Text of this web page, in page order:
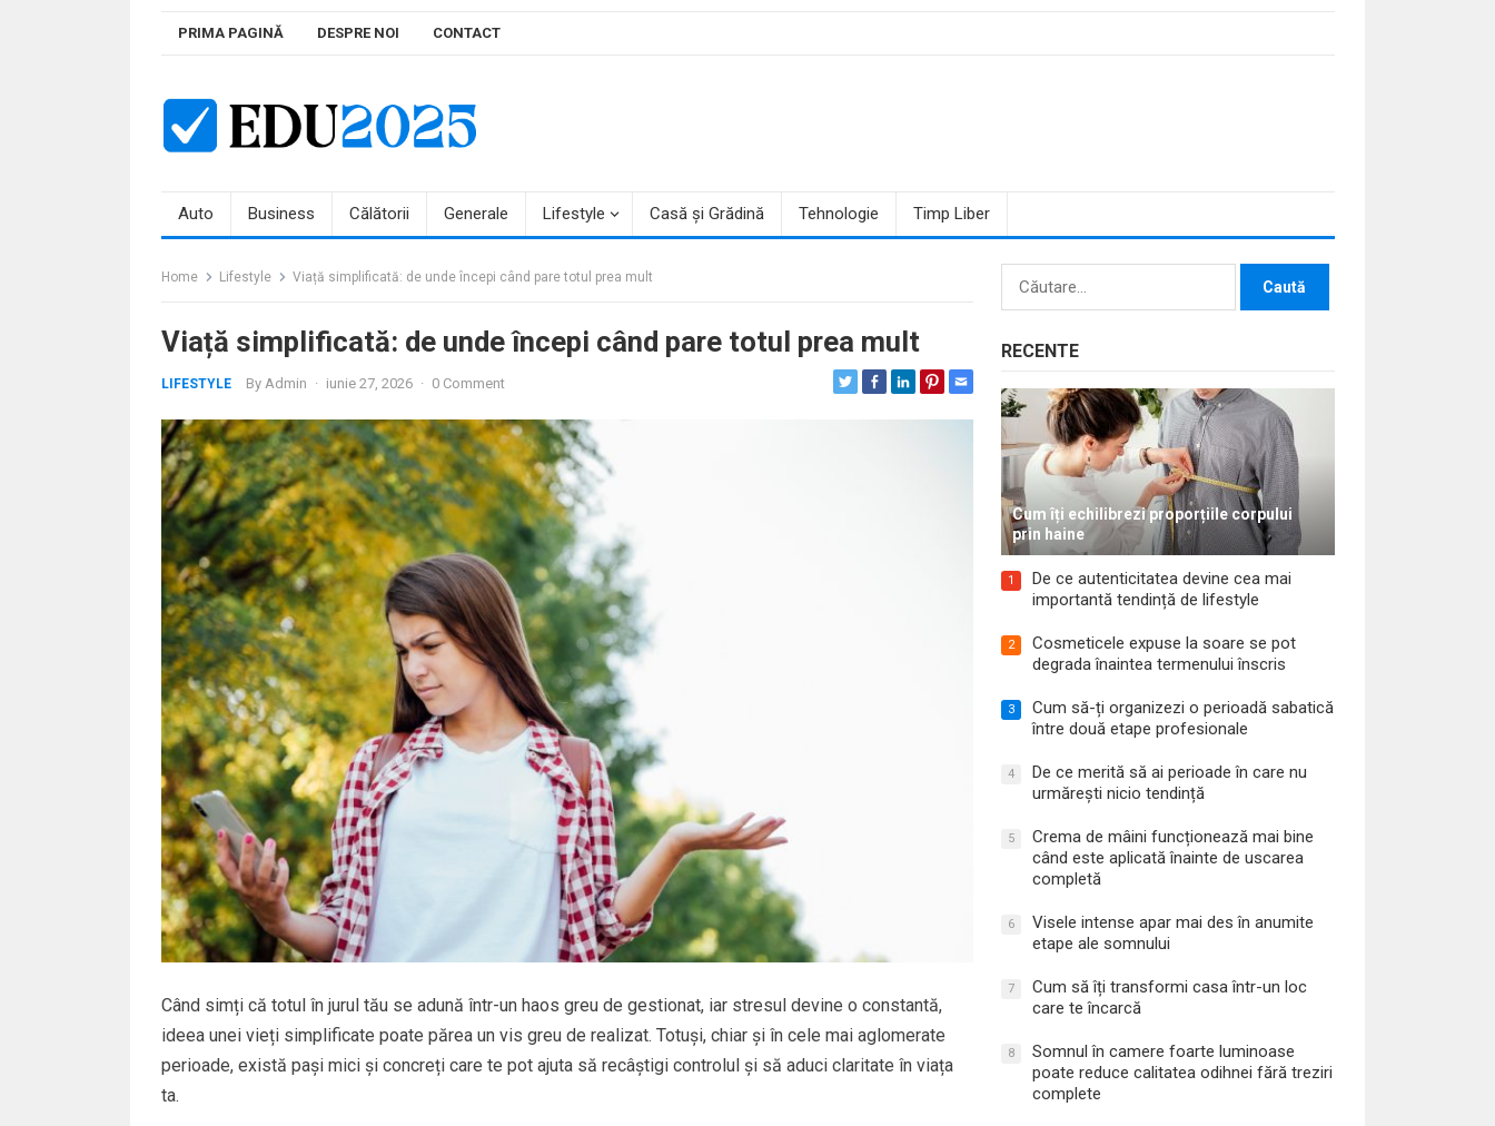
PRIMA PAGINĂ DESPRE NOI CONTACT
Auto Business Călătorii Generale Lifestyle Casă și Grădină Tehnologie Timp Liber
Home Lifestyle Viață simplificată: de unde începi când pare totul prea mult
Viață simplificată: de unde începi când pare totul prea mult
LIFESTYLE By Admin · iunie 27, 2026 · 0 Comment
Când simți că totul în jurul tău se adună într-un haos greu de gestionat, iar stresul devine o constantă,
ideea unei vieți simplificate poate părea un vis greu de realizat. Totuși, chiar și în cele mai aglomerate
perioade, există pași mici și concreți care te pot ajuta să recâștigi controlul și să aduci claritate în viața
ta.
Caută
RECENTE
Cum îți echilibrezi proporțiile corpului
prin haine
1
De ce autenticitatea devine cea mai
importantă tendință de lifestyle
2
Cosmeticele expuse la soare se pot
degrada înaintea termenului înscris
3
Cum să-ți organizezi o perioadă sabatică
între două etape profesionale
4
De ce merită să ai perioade în care nu
urmărești nicio tendință
5
Crema de mâini funcționează mai bine
când este aplicată înainte de uscarea
completă
6
Visele intense apar mai des în anumite
etape ale somnului
7
Cum să îți transformi casa într-un loc
care te încarcă
8
Somnul în camere foarte luminoase
poate reduce calitatea odihnei fără treziri
complete